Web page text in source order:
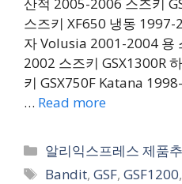
스즈키 XF650 냉동 1997-
자 Volusia 2001-2004 용
2002 스즈키 GSX1300R
키 GSX750F Katana
… Read more
Categories
알리익스프레스 제품
Tags
Bandit,GSF,GSF1200